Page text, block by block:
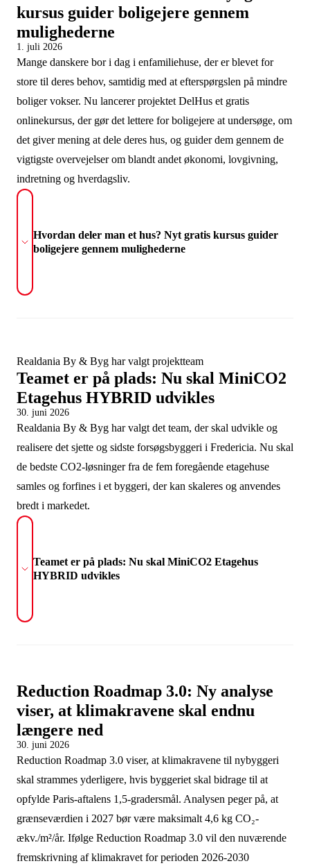
kursus guider boligejere gennem
mulighederne
1. juli 2026
Mange danskere bor i dag i enfamiliehuse, der er blevet for
store til deres behov, samtidig med at efterspørgslen på mindre
boliger vokser. Nu lancerer projektet DelHus et gratis
onlinekursus, der gør det lettere for boligejere at undersøge, om
det giver mening at dele deres hus, og guider dem gennem de
vigtigste overvejelser om blandt andet økonomi, lovgivning,
indretning og hverdagsliv.
Hvordan deler man et hus? Nyt gratis kursus guider
boligejere gennem mulighederne
Realdania By & Byg har valgt projektteam
Teamet er på plads: Nu skal MiniCO2
Etagehus HYBRID udvikles
30. juni 2026
Realdania By & Byg har valgt det team, der skal udvikle og
realisere det sjette og sidste forsøgsbyggeri i Fredericia. Nu skal
de bedste CO2-løsninger fra de fem foregående etagehuse
samles og forfines i et byggeri, der kan skaleres og anvendes
bredt i markedet.
Teamet er på plads: Nu skal MiniCO2 Etagehus
HYBRID udvikles
Reduction Roadmap 3.0: Ny analyse
viser, at klimakravene skal endnu
længere ned
30. juni 2026
Reduction Roadmap 3.0 viser, at klimakravene til nybyggeri
skal strammes yderligere, hvis byggeriet skal bidrage til at
opfylde Paris-aftalens 1,5-gradersmål. Analysen peger på, at
grænseværdien i 2027 bør være maksimalt 4,6 kg CO₂-
ækv./m²/år. Ifølge Reduction Roadmap 3.0 vil den nuværende
fremskrivning af klimakravet for perioden 2026-2030